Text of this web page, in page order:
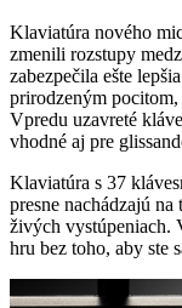
Klaviatúra nového
zmenili rozstupy
zabezpečila ešte
prirodzeným
Vpredu uzavreté
vhodné aj pre
Klaviatúra s 37
presne nachádzajú
živých vystúpeniach.
hru bez toho, aby ste